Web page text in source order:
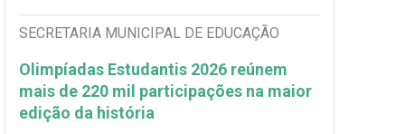
SECRETARIA MUNICIPAL DE EDUCAÇÃO
Olimpíadas Estudantis 2026 reúnem
mais de 220 mil participações na maior
edição da história